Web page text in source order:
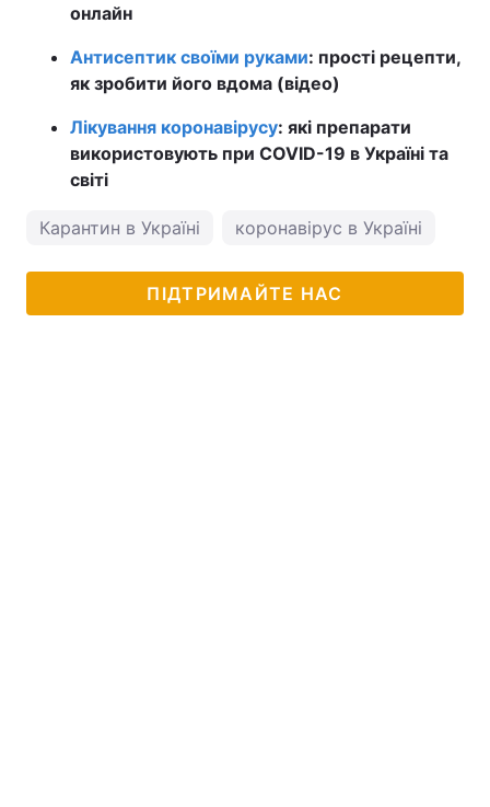
онлайн
Антисептик своїми руками: прості рецепти,
як зробити його вдома (відео)
Лікування коронавірусу: які препарати
використовують при COVID-19 в Україні та
світі
Карантин в Україні коронавірус в Україні
ПІДТРИМАЙТЕ НАС